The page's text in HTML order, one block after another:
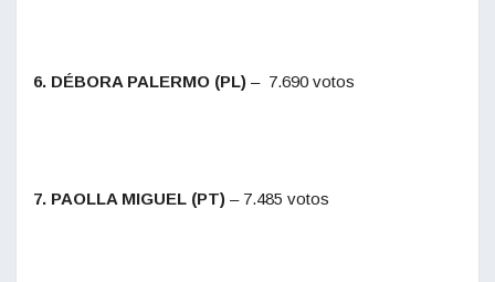
6. DÉBORA PALERMO (PL) – 7.690 votos
7. PAOLLA MIGUEL (PT) – 7.485 votos